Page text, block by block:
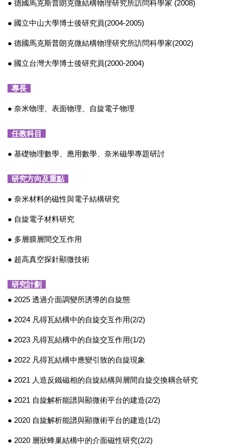
● 德國馬克斯普朗克微結構物理研究所訪問科學家 (2008)
● 國立中山大學博士後研究員(2004-2005)
● 德國馬克斯普朗克微結構物理研究所訪問科學家(2002)
● 國立台灣大學博士後研究員(2000-2004)
專長
● 奈米物理、表面物理、自旋電子物理
任教科目
● 基礎物理數學、應用數學、奈米磁學專題研討
研究方向及重點
● 奈米材料的磁性與電子結構研究
● 自旋電子材料研究
● 多層膜層間交互作用
● 超高真空探針顯微技術
研究計劃
● 2025 透過介面調變所誘導的自旋態
● 2024 凡得瓦結構中的自旋交互作用(2/2)
● 2023 凡得瓦結構中的自旋交互作用(1/2)
● 2022 凡得瓦結構中應變引致的自旋現象
● 2021 人造反鐵磁相的自旋結構與層間自旋交換耦合研究
● 2021 自旋解析能譜與顯微術平台的建造(2/2)
● 2020 自旋解析能譜與顯微術平台的建造(1/2)
● 2020 層狀蜂巢結構中的介面磁性研究(2/2)